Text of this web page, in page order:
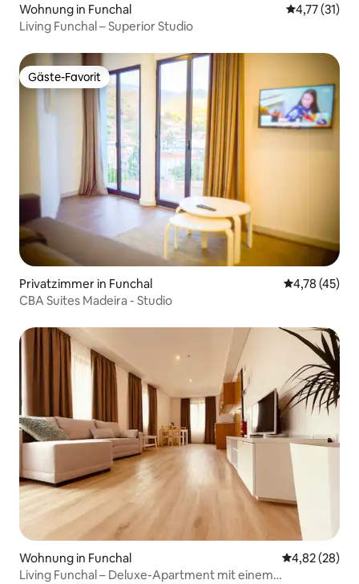
Wohnung in Funchal
4,77 (31)
Living Funchal – Superior Studio
Gäste-Favorit
Gäste-Favorit
Privatzimmer in Funchal
4,78 (45)
CBA Suites Madeira - Studio
Wohnung in Funchal
4,82 (28)
Living Funchal – Deluxe-Apartment mit einem